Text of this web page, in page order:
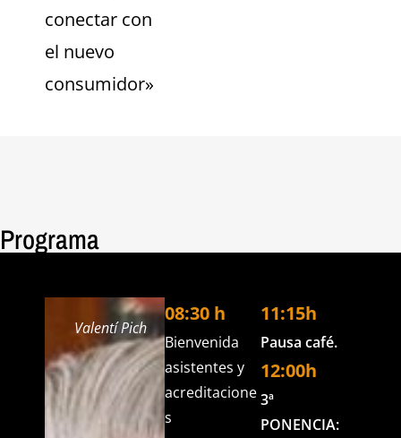
conectar con
el nuevo
consumidor»
Programa
Valentí Pich
08:30 h
Bienvenida
asistentes y
acreditacione
s
11:15h
Pausa café.
12:00h
3ª
PONENCIA: